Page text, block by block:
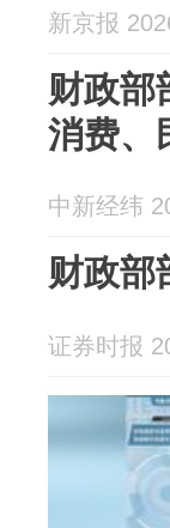
新京报
财政部
消费、
中新经纬
财政部
证券时报